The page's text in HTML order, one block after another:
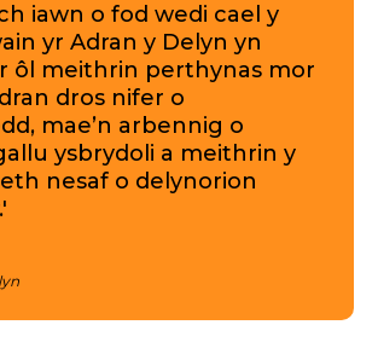
iawn o fod wedi cael y
yr Adran y Delyn yn
ôl meithrin perthynas mor
dros nifer o
mae’n arbennig o
ysbrydoli a meithrin y
nesaf o delynorion